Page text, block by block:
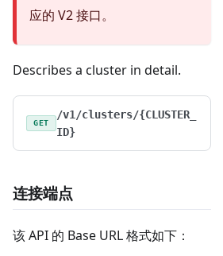
应的 V2 接口。
Describes a cluster in detail.
GET
/v1/clusters/{CLUSTER_
ID}
连接端点
该 API 的 Base URL 格式如下：